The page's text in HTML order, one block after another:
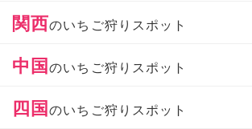
関西のいちご狩りスポット
中国のいちご狩りスポット
四国のいちご狩りスポット